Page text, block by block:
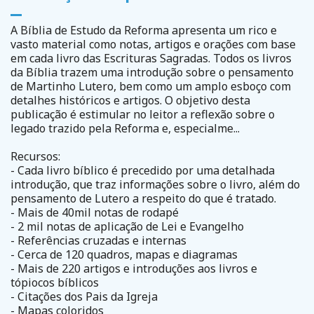
A Bíblia de Estudo da Reforma apresenta um rico e
vasto material como notas, artigos e orações com base
em cada livro das Escrituras Sagradas. Todos os livros
da Bíblia trazem uma introdução sobre o pensamento
de Martinho Lutero, bem como um amplo esboço com
detalhes históricos e artigos. O objetivo desta
publicação é estimular no leitor a reflexão sobre o
legado trazido pela Reforma e, especialme...
Recursos:
- Cada livro bíblico é precedido por uma detalhada
introdução, que traz informações sobre o livro, além do
pensamento de Lutero a respeito do que é tratado.
- Mais de 40mil notas de rodapé
- 2 mil notas de aplicação de Lei e Evangelho
- Referências cruzadas e internas
- Cerca de 120 quadros, mapas e diagramas
- Mais de 220 artigos e introduções aos livros e
tópiocos bíblicos
- Citações dos Pais da Igreja
- Mapas coloridos